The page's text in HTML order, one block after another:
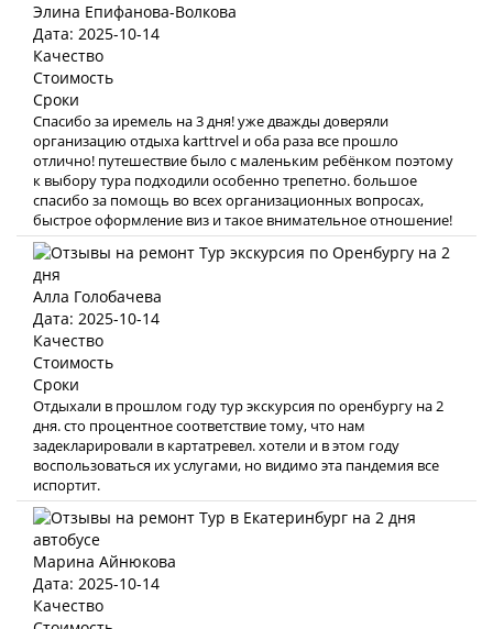
Элина Епифанова-Волкова
Дата: 2025-10-14
Качество
Стоимость
Сроки
Спасибо за иремель на 3 дня! уже дважды доверяли
организацию отдыха karttrvel и оба раза все прошло
отлично! путешествие было с маленьким ребёнком поэтому
к выбору тура подходили особенно трепетно. большое
спасибо за помощь во всех организационных вопросах,
быстрое оформление виз и такое внимательное отношение!
Алла Голобачева
Дата: 2025-10-14
Качество
Стоимость
Сроки
Отдыхали в прошлом году тур экскурсия по оренбургу на 2
дня. сто процентное соответствие тому, что нам
задекларировали в картатревел. хотели и в этом году
воспользоваться их услугами, но видимо эта пандемия все
испортит.
Марина Айнюкова
Дата: 2025-10-14
Качество